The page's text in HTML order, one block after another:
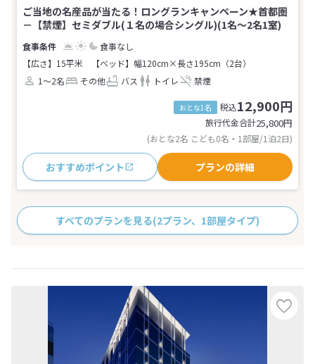
ご当地の名産品が当たる！ロングランキャンペーン★首都圏
－【禁煙】セミダブル(１名の場合シングル)(1名～2名1室)
食事なし
【広さ】15平米
【ベッド】幅120cm×長さ195cm（2台）
1～2名
その他 バス トイレ 禁煙
おとな1名 税込12,900円
旅行代金合計25,800円
(おとな2名 こども0名・1部屋/1泊2日)
おすすめポイント プランの詳細
すべてのプランを見る(2プラン、1部屋タイプ)